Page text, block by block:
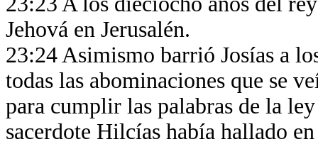
Jehová en Jerusalén.
23:24 Asimismo barrió Josías a
todas las abominaciones que se
para cumplir las palabras de la
sacerdote Hilcías había hallado